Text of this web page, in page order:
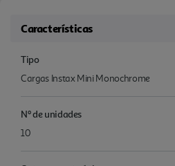
Características
Tipo
Cargas Instax Mini Monochrome
Nº de unidades
10